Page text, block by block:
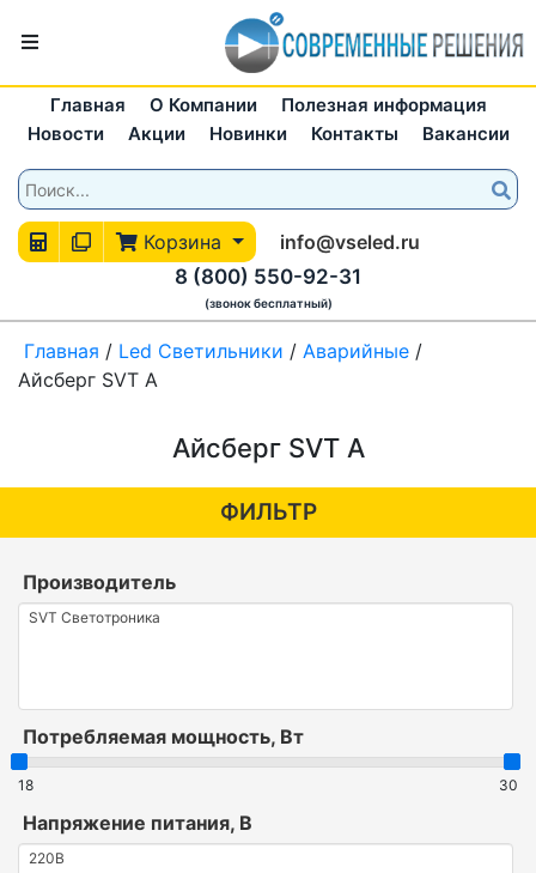
Главная О Компании
Полезная информация
Новости
Акции Новинки Контакты Вакансии
Корзина
info@vseled.ru
8 (800) 550-92-31
(звонок бесплатный)
Главная / Led Светильники / Аварийные /
Айсберг SVT A
Айсберг SVT A
ФИЛЬТР
Производитель
Потребляемая мощность, Вт
18 30
Напряжение питания, В